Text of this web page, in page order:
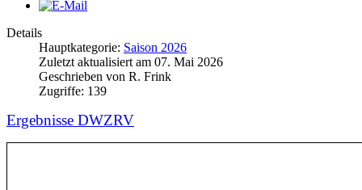
Details
Hauptkategorie: Saison 2026
Zuletzt aktualisiert am 07. Mai 2026
Geschrieben von R. Frink
Zugriffe: 139
Ergebnisse DWZRV